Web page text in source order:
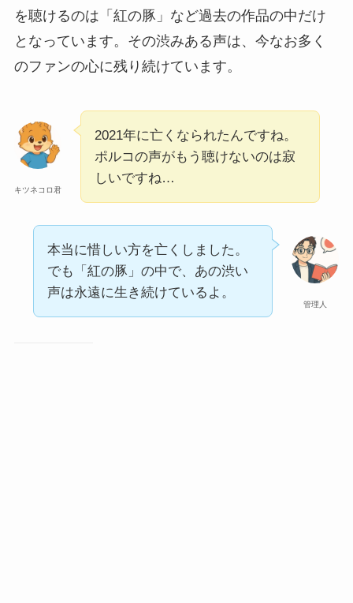
を聴けるのは「紅の豚」など過去の作品の中だけ
となっています。その渋みある声は、今なお多く
のファンの心に残り続けています。
キツネコロ君
2021年に亡くなられたんですね。
ポルコの声がもう聴けないのは寂
しいですね…
管理人
本当に惜しい方を亡くしました。
でも「紅の豚」の中で、あの渋い
声は永遠に生き続けているよ。